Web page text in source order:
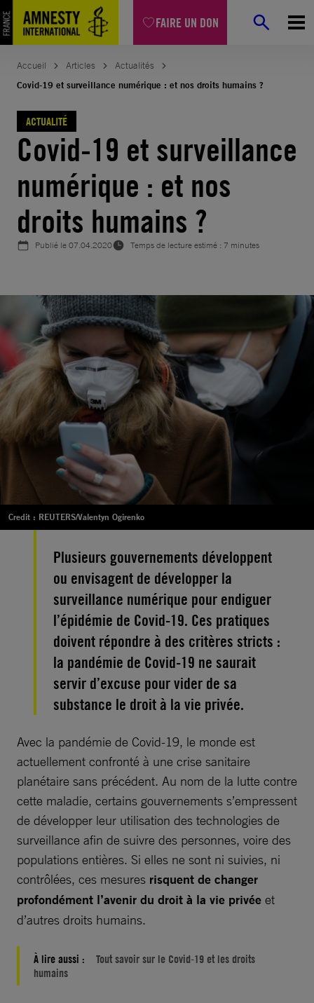
FAIRE UN DON
Aller
au
contenu
Accueil Articles
Actualités
Covid-19 et surveillance numérique : et nos droits humains ?
ACTUALITÉ
Covid-19 et surveillance
numérique : et nos
droits humains ?
Publié le07.04.2020 Temps de lecture estimé : 7 minutes
Credit : REUTERS/Valentyn Ogirenko
Plusieurs gouvernements développent
ou envisagent de développer la
surveillance numérique pour endiguer
l’épidémie de Covid-19. Ces pratiques
doivent répondre à des critères stricts :
la pandémie de Covid-19 ne saurait
servir d’excuse pour vider de sa
substance le droit à la vie privée.
Avec la pandémie de Covid-19, le monde est
actuellement confronté à une crise sanitaire
planétaire sans précédent. Au nom de la lutte contre
cette maladie, certains gouvernements s’empressent
de développer leur utilisation des technologies de
surveillance afin de suivre des personnes, voire des
populations entières. Si elles ne sont ni suivies, ni
contrôlées, ces mesures risquent de changer
profondément l’avenir du droit à la vie privée et
d’autres droits humains.
À lire aussi :
Tout savoir sur le Covid-19 et les droits
humains